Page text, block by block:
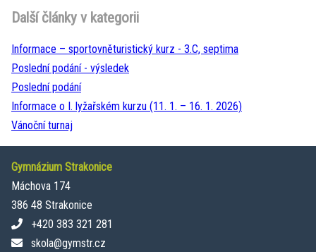
Další články v kategorii
Informace – sportovněturistický kurz - 3.C, septima
Poslední podání - výsledek
Poslední podání
Informace o I. lyžařském kurzu (11. 1. – 16. 1. 2026)
Vánoční turnaj
Gymnázium Strakonice
Máchova 174
386 48 Strakonice
+420 383 321 281
skola@gymstr.cz